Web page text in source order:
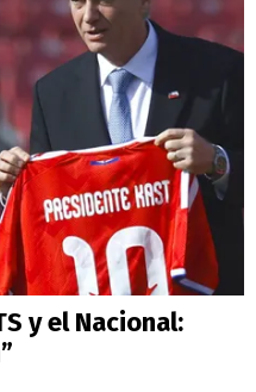
y el Nacional: